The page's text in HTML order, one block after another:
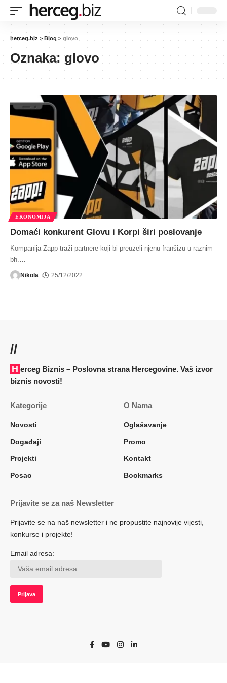
herceg.biz > Blog > glovo
Oznaka:glovo
EKONOMIJA
Domaći konkurent Glovu i Korpi širi poslovanje
Kompanija Zapp traži partnere koji bi preuzeli njenu franšizu u raznim
bh.
Nikola 25/12/2022
//
Herceg Biznis – Poslovna strana Hercegovine. Vaš izvor
biznis novosti!
Kategorije
Novosti
Događaji
Projekti
Posao
O Nama
Oglašavanje
Promo
Kontakt
Bookmarks
Prijavite se za naš Newsletter
Prijavite se na naš newsletter i ne propustite najnovije vijesti,
konkurse i projekte!
Email adresa: